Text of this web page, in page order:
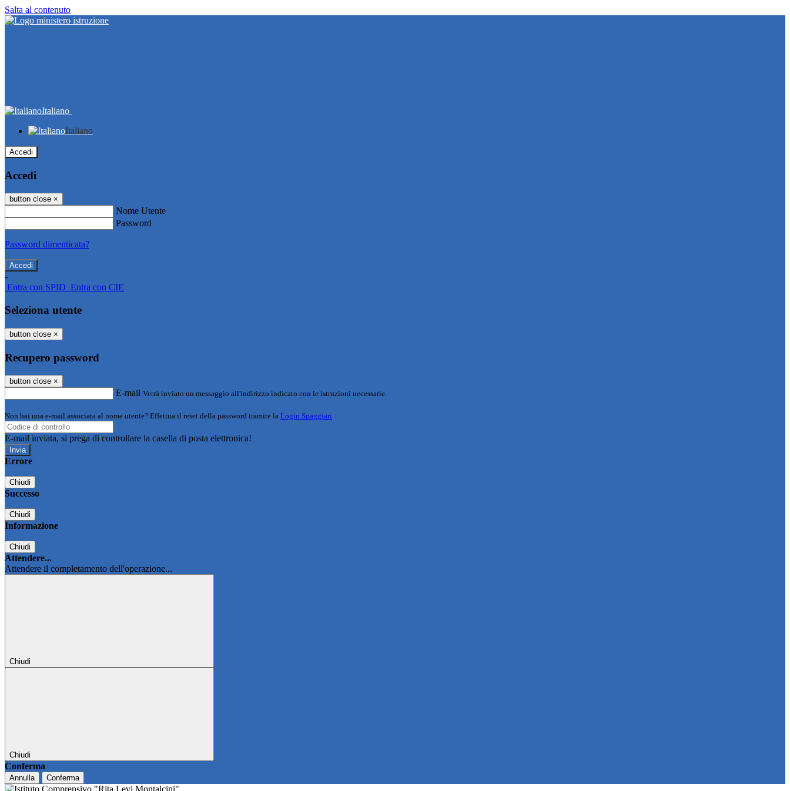
Salta al contenuto
Italiano
Italiano
Accedi
Accedi
button close ×
Nome Utente
Password
Password dimenticata?
-
Entra con SPID Entra con CIE
Seleziona utente
button close ×
Recupero password
button close ×
E-mail Verrà inviato un messaggio all'indirizzo indicato con le istruzioni necessarie.
Non hai una e-mail associata al nome utente? Effettua il reset della password tramite la Login Spaggiari
E-mail inviata, si prega di controllare la casella di posta elettronica!
Errore
Chiudi
Successo
Chiudi
Informazione
Chiudi
Attendere...
Attendere il completamento dell'operazione...
Chiudi
Chiudi
Conferma
Annulla Conferma